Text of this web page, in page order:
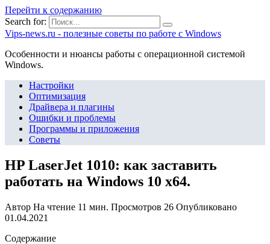
Перейти к содержанию
Search for:
Vips-news.ru - полезные советы по работе с Windows
Особенности и нюансы работы с операционной системой
Windows.
Настройки
Оптимизация
Драйвера и плагины
Ошибки и проблемы
Программы и приложения
Советы
HP LaserJet 1010: как заставить
работать на Windows 10 x64.
Автор На чтение 11 мин. Просмотров 26 Опубликовано
01.04.2021
Содержание